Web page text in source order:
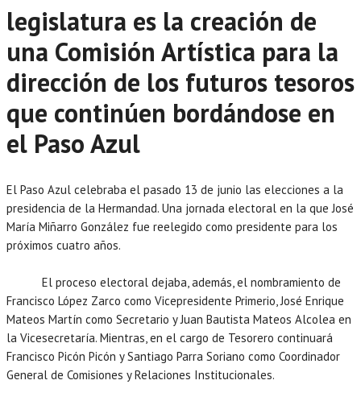
legislatura es la creación de
una Comisión Artística para la
dirección de los futuros tesoros
que continúen bordándose en
el Paso Azul
El Paso Azul celebraba el pasado 13 de junio las elecciones a la
presidencia de la Hermandad. Una jornada electoral en la que José
María Miñarro González fue reelegido como presidente para los
próximos cuatro años.
El proceso electoral dejaba, además, el nombramiento de
Francisco López Zarco como Vicepresidente Primerio, José Enrique
Mateos Martín como Secretario y Juan Bautista Mateos Alcolea en
la Vicesecretaría. Mientras, en el cargo de Tesorero continuará
Francisco Picón Picón y Santiago Parra Soriano como Coordinador
General de Comisiones y Relaciones Institucionales.